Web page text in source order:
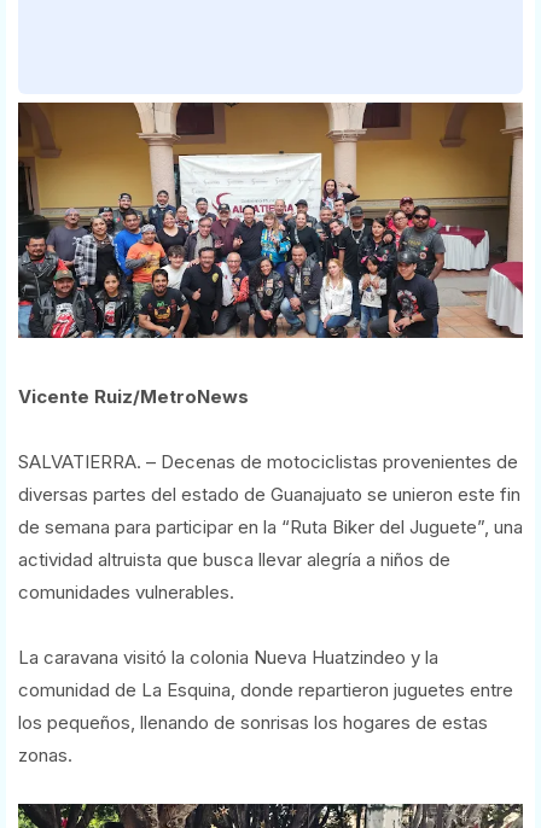
Vicente Ruiz/MetroNews
SALVATIERRA. – Decenas de motociclistas provenientes de
diversas partes del estado de Guanajuato se unieron este fin
de semana para participar en la “Ruta Biker del Juguete”, una
actividad altruista que busca llevar alegría a niños de
comunidades vulnerables.
La caravana visitó la colonia Nueva Huatzindeo y la
comunidad de La Esquina, donde repartieron juguetes entre
los pequeños, llenando de sonrisas los hogares de estas
zonas.